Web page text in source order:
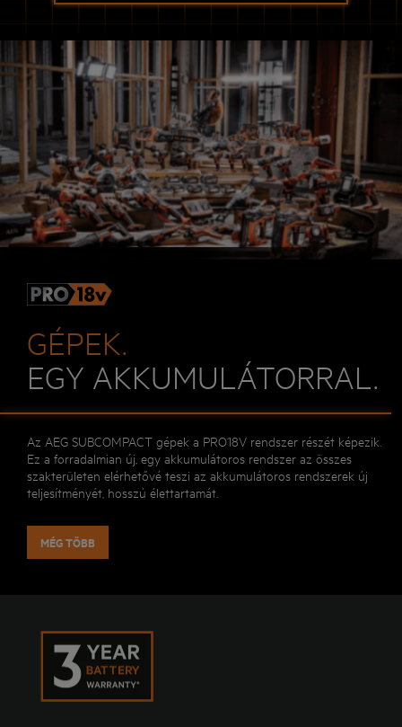
GÉPEK.
EGY AKKUMULÁTORRAL.
Az AEG SUBCOMPACT gépek a PRO18V rendszer részét képezik.
Ez a forradalmian új, egy akkumulátoros rendszer az összes
szakterületen elérhetővé teszi az akkumulátoros rendszerek új
teljesítményét, hosszú élettartamát.
MÉG TÖBB